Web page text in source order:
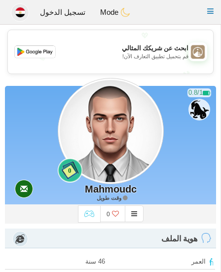
Bahebik
Toggle
تسجيل الدخول
💖
💕
💕
ابحث عن شريكك المثالي
قم بتحميل تطبيق التعارف الآن!
0.8/1
0
Mahmoudc
وقت طويل
0
هوية الملف
العمر
46 سنة